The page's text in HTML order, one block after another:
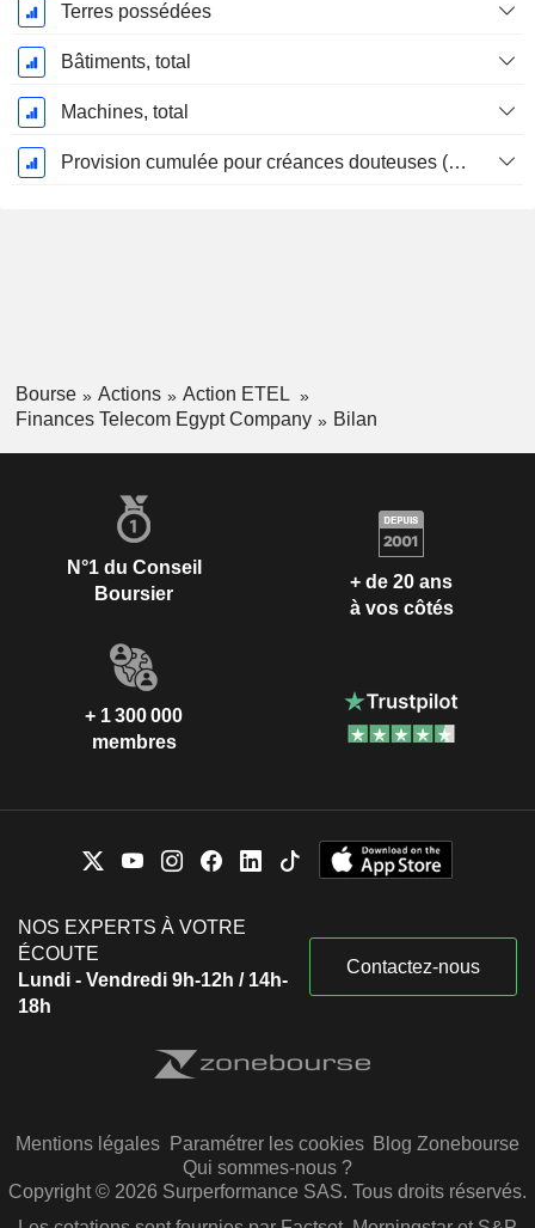
Terres possédées
Bâtiments, total
Machines, total
Provision cumulée pour créances douteuses (Supple)
Bourse Actions
Action ETEL
Finances Telecom Egypt Company
Bilan
N°1 du Conseil
Boursier
+ de 20 ans
à vos côtés
+ 1 300 000
membres
NOS EXPERTS À VOTRE
ÉCOUTE
Lundi - Vendredi 9h-12h / 14h-
18h
Contactez-nous
Mentions légales Paramétrer les cookies Blog Zonebourse
Qui sommes-nous ?
Copyright © 2026 Surperformance SAS. Tous droits réservés.